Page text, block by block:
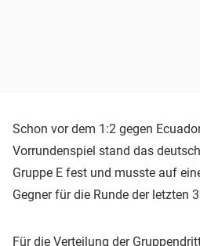
Schon vor dem 1:2 gegen
Vorrundenspiel stand das
Gruppe E fest und musste auf
Gegner für die Runde der letzten
Für die Verteilung der